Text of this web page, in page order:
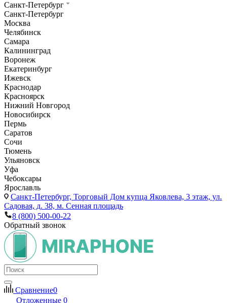
Санкт-Петербург
Санкт-Петербург
Москва
Челябинск
Самара
Калининград
Воронеж
Екатеринбург
Ижевск
Краснодар
Красноярск
Нижний Новгород
Новосибирск
Пермь
Саратов
Сочи
Тюмень
Ульяновск
Уфа
Чебоксары
Ярославль
Санкт-Петербург, Торговый Дом купца Яковлева, 3 этаж, ул.
Садовая, д. 38, м. Сенная площадь
8 (800) 500-00-22
Обратный звонок
Сравнение0
Отложенные 0